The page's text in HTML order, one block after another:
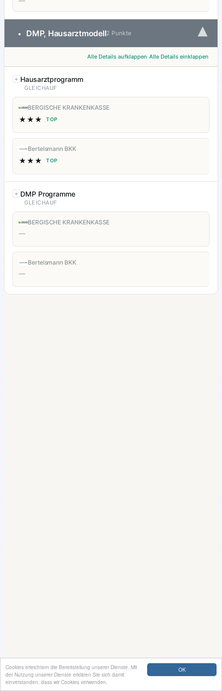
OK
Cookies erleichtern die Bereitstellung unserer Dienste. Mit
der Nutzung unserer Dienste erklären Sie sich damit
einverstanden, dass wir Cookies verwenden.
• DMP, Hausarztmodell2 Punkte ▾
Alle Details aufklappen Alle Details einklappen
Hausarztprogramm
GLEICHAUF
BERGISCHE KRANKENKASSE
★★★ TOP
Bertelsmann BKK
★★★ TOP
DMP Programme
GLEICHAUF
BERGISCHE KRANKENKASSE
—
Bertelsmann BKK
—